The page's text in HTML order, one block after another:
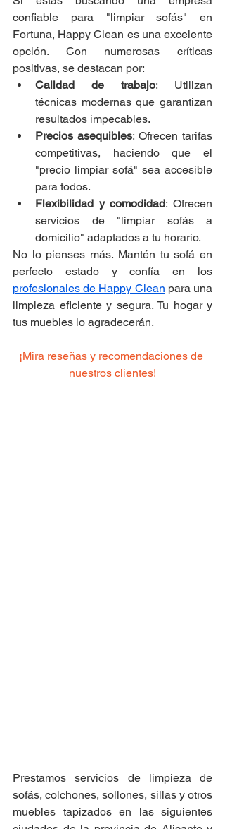
confiable para "limpiar sofás" en
Fortuna, Happy Clean es una excelente
opción. Con numerosas críticas
positivas, se destacan por:
Calidad de trabajo: Utilizan
técnicas modernas que garantizan
resultados impecables.
Precios asequibles: Ofrecen tarifas
competitivas, haciendo que el
"precio limpiar sofá" sea accesible
para todos.
Flexibilidad y comodidad: Ofrecen
servicios de "limpiar sofás a
domicilio" adaptados a tu horario.
No lo pienses más. Mantén tu sofá en
profesionales de Happy Clean para una
limpieza eficiente y segura. Tu hogar y
tus muebles lo agradecerán.
¡Mira reseñas y recomendaciones de
nuestros clientes!
Prestamos servicios de limpieza de
sofás, colchones, sollones, sillas y otros
muebles tapizados en las siguientes